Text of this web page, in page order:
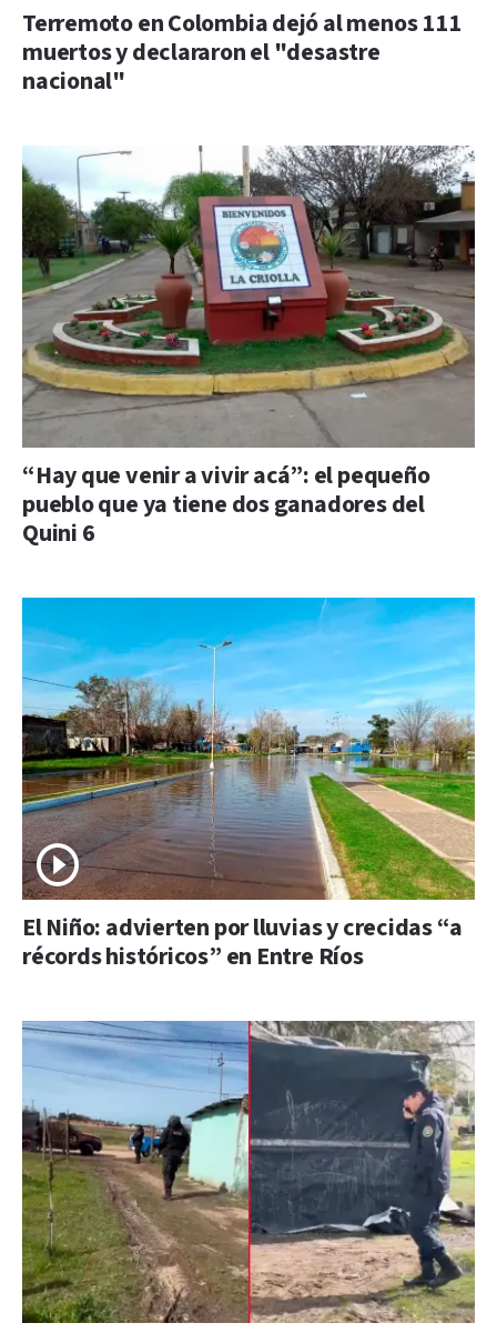
Terremoto en Colombia dejó al menos 111
muertos y declararon el "desastre
nacional"
“Hay que venir a vivir acá”: el pequeño
pueblo que ya tiene dos ganadores del
Quini 6
El Niño: advierten por lluvias y crecidas “a
récords históricos” en Entre Ríos